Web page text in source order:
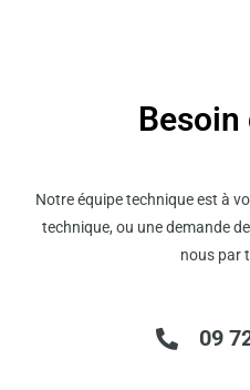
Besoin
Notre équipe technique est à
technique, ou une demande
nous par
09